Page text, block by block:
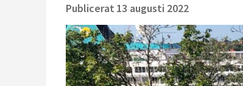
Publicerat 13 augusti 2022